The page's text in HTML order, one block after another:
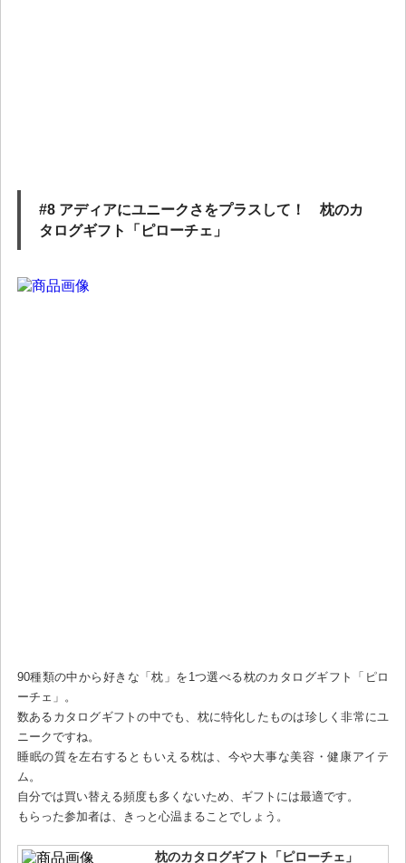
#8 アディアにユニークさをプラスして！ 枕のカ
タログギフト「ピローチェ」
90種類の中から好きな「枕」を1つ選べる枕のカタログギフト「ピロ
ーチェ」。
数あるカタログギフトの中でも、枕に特化したものは珍しく非常にユ
ニークですね。
睡眠の質を左右するともいえる枕は、今や大事な美容・健康アイテ
ム。
自分では買い替える頻度も多くないため、ギフトには最適です。
もらった参加者は、きっと心温まることでしょう。